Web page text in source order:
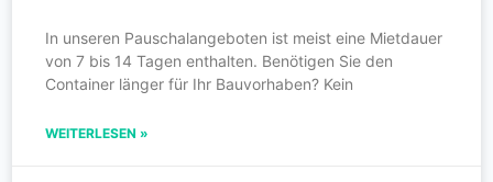
In unseren Pauschalangeboten ist meist eine Mietdauer
von 7 bis 14 Tagen enthalten. Benötigen Sie den
Container länger für Ihr Bauvorhaben? Kein
WEITERLESEN »